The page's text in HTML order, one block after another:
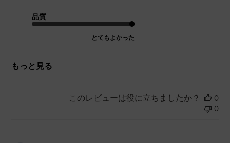
品質
とてもよかった
もっと見る
このレビューは役に立ちましたか？
0
0